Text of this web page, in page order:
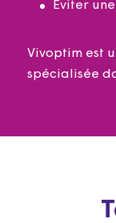
Eviter
Vivoptim est
spécialisée